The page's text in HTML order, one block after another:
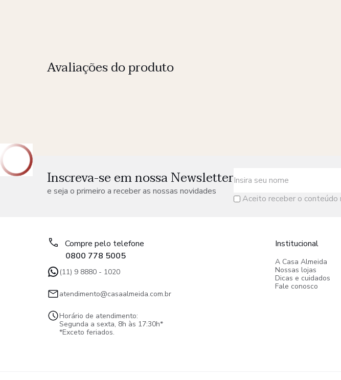
Avaliações do produto
Inscreva-se em nossa Newsletter
e seja o primeiro a receber as nossas novidades
Aceito receber o conteúdo
Compre pelo telefone
0800 778 5005
(11) 9 8880 - 1020
atendimento@casaalmeida.com.br
Horário de atendimento:
Segunda a sexta, 8h às 17:30h*
*Exceto feriados.
Institucional
A Casa Almeida
Nossas lojas
Dicas e cuidados
Fale conosco